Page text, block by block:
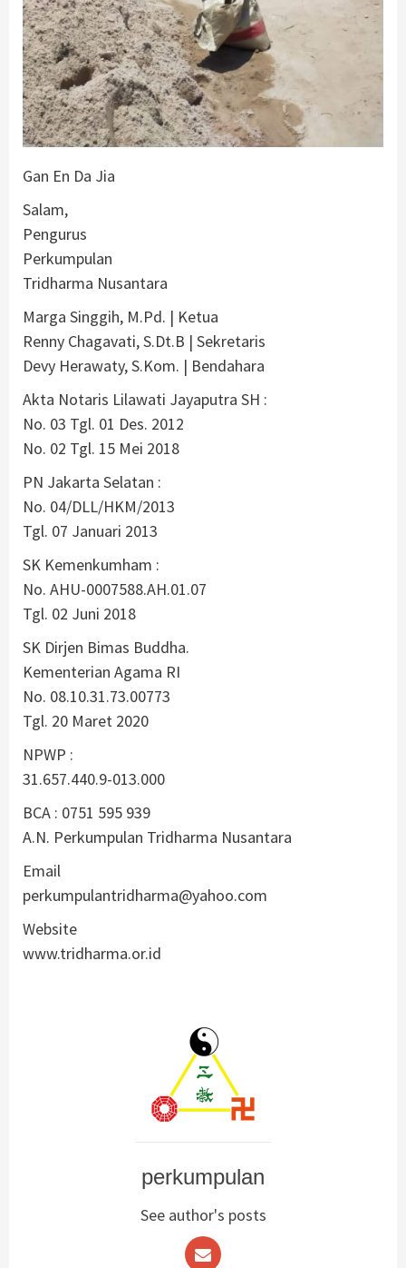
Gan En Da Jia
Salam,
Pengurus
Perkumpulan
Tridharma Nusantara
Marga Singgih, M.Pd. | Ketua
Renny Chagavati, S.Dt.B | Sekretaris
Devy Herawaty, S.Kom. | Bendahara
Akta Notaris Lilawati Jayaputra SH :
No. 03 Tgl. 01 Des. 2012
No. 02 Tgl. 15 Mei 2018
PN Jakarta Selatan :
No. 04/DLL/HKM/2013
Tgl. 07 Januari 2013
SK Kemenkumham :
No. AHU-0007588.AH.01.07
Tgl. 02 Juni 2018
SK Dirjen Bimas Buddha.
Kementerian Agama RI
No. 08.10.31.73.00773
Tgl. 20 Maret 2020
NPWP :
31.657.440.9-013.000
BCA : 0751 595 939
A.N. Perkumpulan Tridharma Nusantara
Email
perkumpulantridharma@yahoo.com
Website
www.tridharma.or.id
perkumpulan
See author's posts